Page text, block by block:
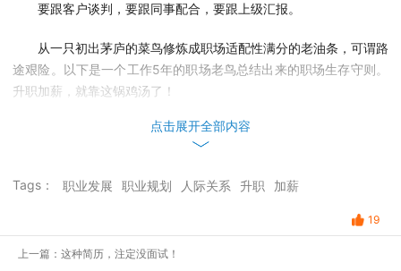
要跟客户谈判，要跟同事配合，要跟上级汇报。
从一只初出茅庐的菜鸟修炼成职场适配性满分的老油条，可谓路
途艰险。以下是一个工作5年的职场老鸟总结出来的职场生存守则。
升职加薪，就靠这锅鸡汤了！
选择与努力
怼首先，要有得选择…
点击展开全部内容
Tags： 职业发展 职业规划 人际关系 升职 加薪
19
上一篇：这种简历，注定没面试！